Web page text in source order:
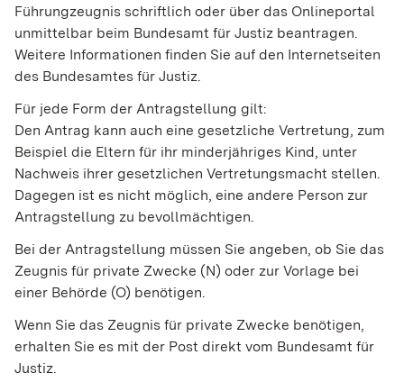
Führungzeugnis schriftlich oder über das Onlineportal
unmittelbar beim Bundesamt für Justiz beantragen.
Weitere Informationen finden Sie auf den Internetseiten
des Bundesamtes für Justiz.
Für jede Form der Antragstellung gilt:
Den Antrag kann auch eine gesetzliche Vertretung, zum
Beispiel die Eltern für ihr minderjähriges Kind, unter
Nachweis ihrer gesetzlichen Vertretungsmacht stellen.
Dagegen ist es nicht möglich, eine andere Person zur
Antragstellung zu bevollmächtigen.
Bei der Antragstellung müssen Sie angeben, ob Sie das
Zeugnis für private Zwecke (N) oder zur Vorlage bei
einer Behörde (O) benötigen.
Wenn Sie das Zeugnis für private Zwecke benötigen,
erhalten Sie es mit der Post direkt vom Bundesamt für
Justiz.